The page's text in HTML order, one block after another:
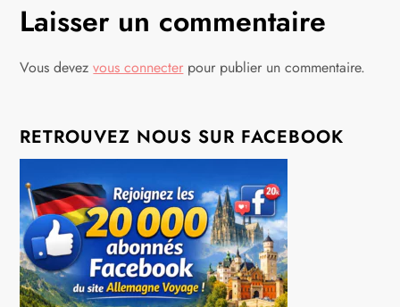
g
a
t
i
o
n
d
Laisser un commentaire
Vous devezvous connecter pour publier un commentaire.
RETROUVEZ NOUS SUR FACEBOOK